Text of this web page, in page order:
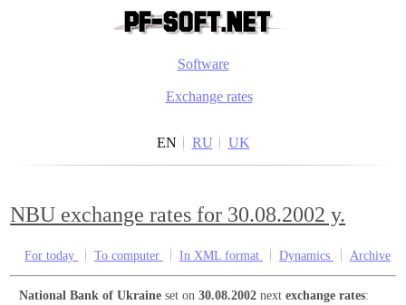
Software
Exchange rates
EN RU UK
NBU exchange rates for 30.08.2002 y.
For today To computer In XML format Dynamics Archive
National Bank of Ukraine set on30.08.2002 nextexchange rates: